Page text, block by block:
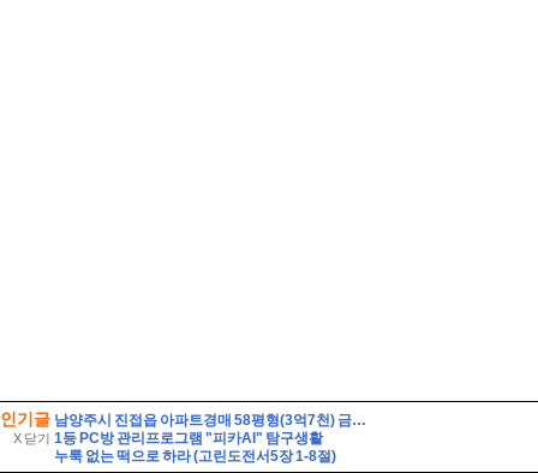
인기글
X 닫기
남양주시 진접읍 아파트경매 58평형(3억7천) 금곡리 해밀초등학교인근 신영지웰 10층 유찰2회 급매시세 남양주진접신영지웰아파트 부동산경매 매매
1등 PC방 관리프로그램 "피카AI" 탐구생활
누룩 없는 떡으로 하라 (고린도전서5장 1-8절)